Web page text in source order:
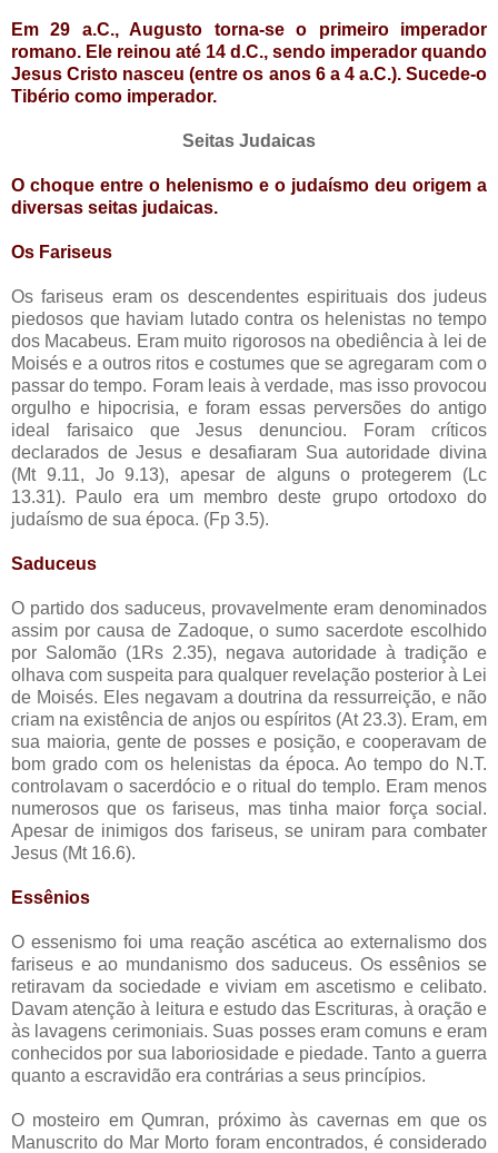
Em 29 a.C., Augusto torna-se o primeiro imperador
romano. Ele reinou até 14 d.C., sendo imperador quando
Jesus Cristo nasceu (entre os anos 6 a 4 a.C.). Sucede-o
Tibério como imperador.
Seitas Judaicas
O choque entre o helenismo e o judaísmo deu origem a
diversas seitas judaicas.
Os Fariseus
Os fariseus eram os descendentes espirituais dos judeus
piedosos que haviam lutado contra os helenistas no tempo
dos Macabeus. Eram muito rigorosos na obediência à lei de
Moisés e a outros ritos e costumes que se agregaram com o
passar do tempo. Foram leais à verdade, mas isso provocou
orgulho e hipocrisia, e foram essas perversões do antigo
ideal farisaico que Jesus denunciou. Foram críticos
declarados de Jesus e desafiaram Sua autoridade divina
(Mt 9.11, Jo 9.13), apesar de alguns o protegerem (Lc
13.31). Paulo era um membro deste grupo ortodoxo do
judaísmo de sua época. (Fp 3.5).
Saduceus
O partido dos saduceus, provavelmente eram denominados
assim por causa de Zadoque, o sumo sacerdote escolhido
por Salomão (1Rs 2.35), negava autoridade à tradição e
olhava com suspeita para qualquer revelação posterior à Lei
de Moisés. Eles negavam a doutrina da ressurreição, e não
criam na existência de anjos ou espíritos (At 23.3). Eram, em
sua maioria, gente de posses e posição, e cooperavam de
bom grado com os helenistas da época. Ao tempo do N.T.
controlavam o sacerdócio e o ritual do templo. Eram menos
numerosos que os fariseus, mas tinha maior força social.
Apesar de inimigos dos fariseus, se uniram para combater
Jesus (Mt 16.6).
Essênios
O essenismo foi uma reação ascética ao externalismo dos
fariseus e ao mundanismo dos saduceus. Os essênios se
retiravam da sociedade e viviam em ascetismo e celibato.
Davam atenção à leitura e estudo das Escrituras, à oração e
às lavagens cerimoniais. Suas posses eram comuns e eram
conhecidos por sua laboriosidade e piedade. Tanto a guerra
quanto a escravidão era contrárias a seus princípios.
O mosteiro em Qumran, próximo às cavernas em que os
Manuscrito do Mar Morto foram encontrados, é considerado